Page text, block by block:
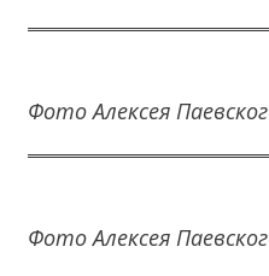
Фото Алексея
Фото Алексея